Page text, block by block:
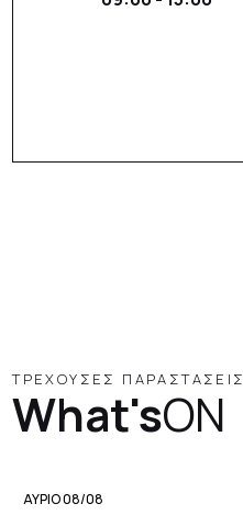
ΤΡΕΧΟΥΣΕΣ ΠΑΡΑΣΤΑΣΕΙΣ
What'sON
ΑΥΡΙΟ 08/08